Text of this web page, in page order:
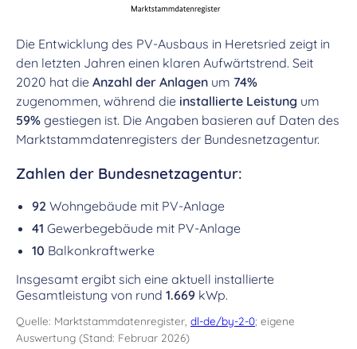
Die Entwicklung des PV-Ausbaus in Heretsried zeigt in
den letzten Jahren einen klaren Aufwärtstrend. Seit
2020 hat die Anzahl der Anlagen um 74%
zugenommen, während die installierte Leistung um
59% gestiegen ist. Die Angaben basieren auf Daten des
Marktstammdatenregisters der Bundesnetzagentur.
Zahlen der Bundesnetzagentur:
92 Wohngebäude mit PV-Anlage
41 Gewerbegebäude mit PV-Anlage
10 Balkonkraftwerke
Insgesamt ergibt sich eine aktuell installierte
Gesamtleistung von rund 1.669 kWp.
Quelle: Marktstammdatenregister, dl-de/by-2-0; eigene
Auswertung (Stand: Februar 2026)